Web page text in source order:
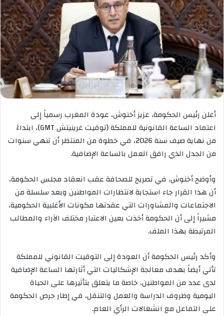
أعلن رئيس الحكومة، عزيز أخنوش، عودة المغرب رسمياً إلى
اعتماد الساعة القانونية للمملكة (توقيت غرينيتش GMT)، ابتداءً
من نهاية صيف سنة 2026، في خطوة من المنتظر أن تنهي سنوات
من الجدل الذي رافق العمل بالساعة الإضافية.
وأوضح أخنوش، في تصريح للصحافة عقب انعقاد مجلس الحكومة،
أن هذا القرار جاء استجابة لانتظارات المواطنين وبعد سلسلة من
الاجتماعات والمشاورات التي عقدتها مكونات الأغلبية الحكومية،
مشيراً إلى أن الحكومة أخذت بعين الاعتبار مختلف الآراء والمطالب
المرتبطة بهذا الملف.
وأكد رئيس الحكومة أن العودة إلى التوقيت القانوني للمملكة
تأتي أيضاً بهدف معالجة الإشكاليات التي أثارتها الساعة الإضافية
لدى عدد من المواطنين، خاصة ما يتعلق بتأثيرها على الحياة
اليومية وظروف الدراسة والعمل والتنقل، في إطار حرص الحكومة
على التفاعل مع انشغالات الرأي العام.